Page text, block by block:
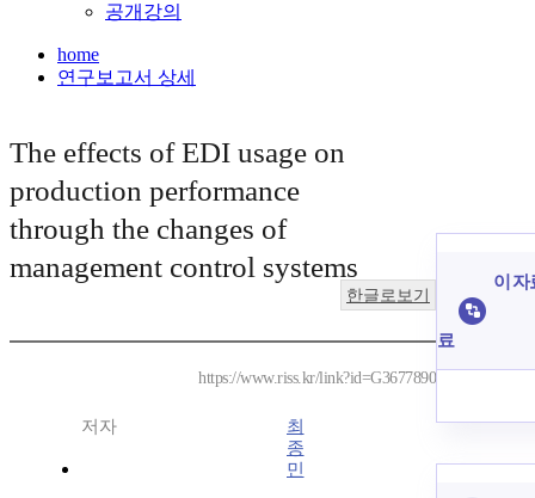
공개강의
home
연구보고서 상세
The effects of EDI usage on
production performance
through the changes of
management control systems
한글로보기
https://www.riss.kr/link?id=G3677890
저자
최
종
민
이 자
료